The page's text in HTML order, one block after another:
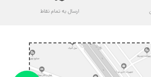
انواع گوشواره نقره و استیل و مدل‌های دست‌ساز هم در
ارسال به تمام نقاط